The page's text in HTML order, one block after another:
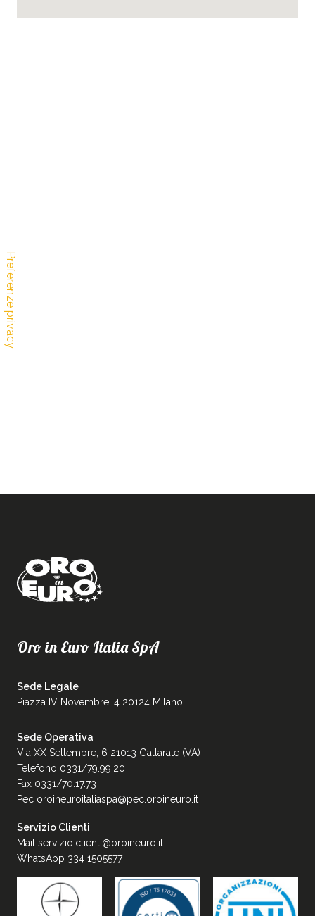
Oro in Euro Italia SpA
Sede Legale
Piazza IV Novembre, 4 20124 Milano
Sede Operativa
Via XX Settembre, 6 21013 Gallarate (VA)
Telefono 0331/79.99.20
Fax 0331/70.17.73
Pec oroineuroitaliaspa@pec.oroineuro.it
Servizio Clienti
Mail servizio.clienti@oroineuro.it
WhatsApp 334 1505577